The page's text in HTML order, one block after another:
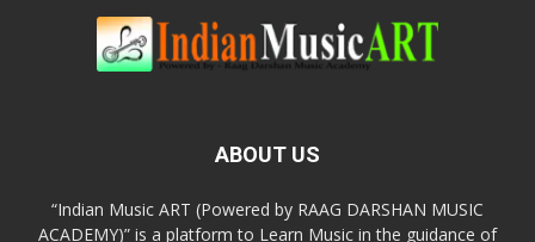
ABOUT US
“Indian Music ART (Powered by RAAG DARSHAN MUSIC
ACADEMY)” is a platform to Learn Music in the guidance of